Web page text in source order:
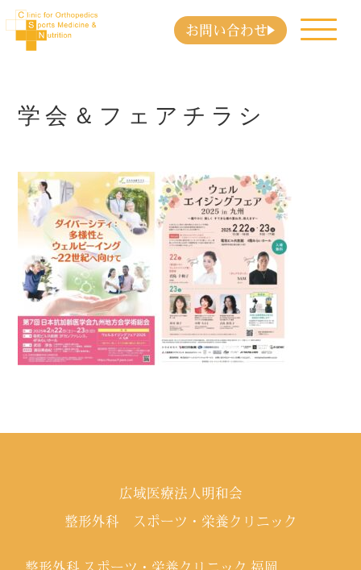
お問い合わせ
学会＆フェアチラシ
広域医療法人明和会
整形外科 スポーツ・栄養クリニック
整形外科 スポーツ・栄養クリニック 福岡